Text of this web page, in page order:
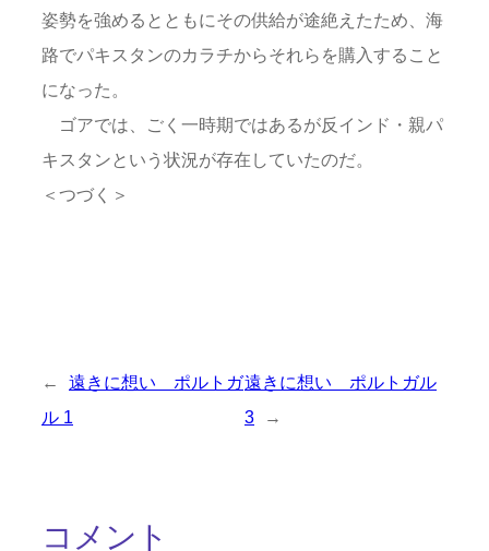
姿勢を強めるとともにその供給が途絶えたため、海
路でパキスタンのカラチからそれらを購入すること
になった。
ゴアでは、ごく一時期ではあるが反インド・親パ
キスタンという状況が存在していたのだ。
＜つづく＞
←
遠きに想い ポルトガ
ル 1
遠きに想い ポルトガル
3
→
コメント